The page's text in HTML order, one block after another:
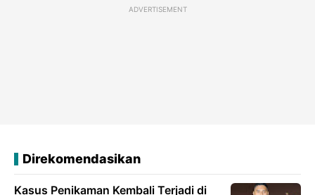
ADVERTISEMENT
Direkomendasikan
Kasus Penikaman Kembali Terjadi di